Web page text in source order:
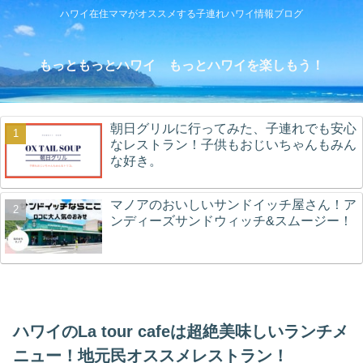
ハワイ在住ママがオススメする子連れハワイ情報ブログ
もっともっとハワイ もっとハワイを楽しもう！
朝日グリルに行ってみた、子連れでも安心
なレストラン！子供もおじいちゃんもみん
な好き。
マノアのおいしいサンドイッチ屋さん！ア
ンディーズサンドウィッチ&スムージー！
ハワイのLa tour cafeは超絶美味しいランチメ
ニュー！地元民オススメレストラン！